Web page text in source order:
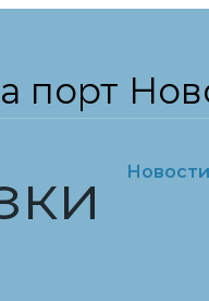
порт
Новости